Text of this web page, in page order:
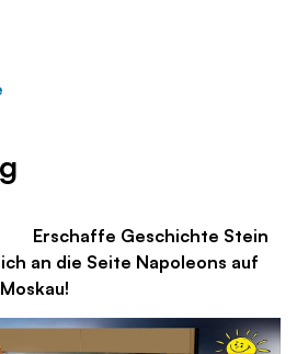
Erschaffe Geschichte Stein
an die Seite Napoleons auf